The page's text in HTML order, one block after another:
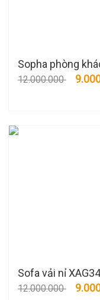
Sopha phòng
12.000.000
Sofa vải nỉ
12.000.000